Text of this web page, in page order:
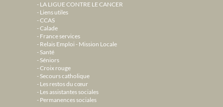
LA LIGUE CONTRE LE CANCER
Liens utiles
CCAS
Calade
France services
Relais Emploi - Mission Locale
Santé
Séniors
Croix rouge
Secours catholique
Les restos du cœur
Les assistantes sociales
Permanences sociales